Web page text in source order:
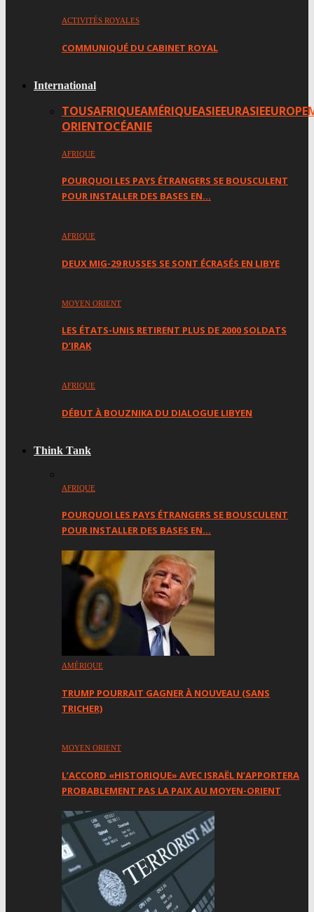
ACTIVITÉS ROYALES
COMMUNIQUÉ DU CABINET ROYAL
International
TOUSAFRIQUEAMÉRIQUEASIEEURASIEEUROPE
ORIENTOCÉANIE
AFRIQUE
POURQUOI LES PAYS ÉTRANGERS SE BOUSCULENT
POUR INSTALLER DES BASES EN…
AFRIQUE
DEUX MIG-29 RUSSES SE SONT ÉCRASÉS EN LIBYE
MOYEN ORIENT
LES ÉTATS-UNIS RETIRENT PLUS DE 2000 SOLDATS
D’IRAK
AFRIQUE
DÉBUT À BOUZNIKA DU DIALOGUE LIBYEN
Think Tank
AFRIQUE
POURQUOI LES PAYS ÉTRANGERS SE BOUSCULENT
POUR INSTALLER DES BASES EN…
AMÉRIQUE
TRUMP POURRAIT GAGNER À NOUVEAU (SANS
TRICHER)
MOYEN ORIENT
L’ACCORD «HISTORIQUE» AVEC ISRAËL N’APPORTERA
PROBABLEMENT PAS LA PAIX AU MOYEN-ORIENT